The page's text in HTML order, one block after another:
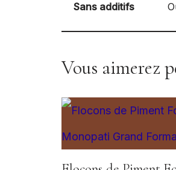
Sans additifs
Vous aimerez